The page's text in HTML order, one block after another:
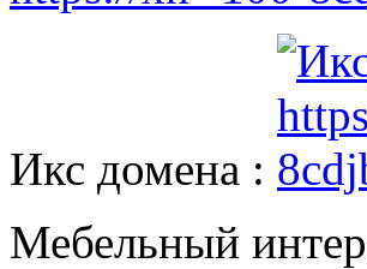
Икс домена :
Мебельный